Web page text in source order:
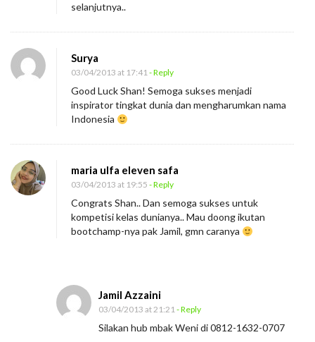
selanjutnya..
Surya
03/04/2013 at 17:41- Reply
Good Luck Shan! Semoga sukses menjadi
inspirator tingkat dunia dan mengharumkan nama
Indonesia
maria ulfa eleven safa
03/04/2013 at 19:55 - Reply
Congrats Shan.. Dan semoga sukses untuk
kompetisi kelas dunianya.. Mau doong ikutan
bootchamp-nya pak Jamil, gmn caranya
Jamil Azzaini
03/04/2013 at 21:21- Reply
Silakan hub mbak Weni di 0812-1632-0707